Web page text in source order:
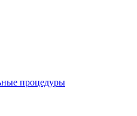
процедуры